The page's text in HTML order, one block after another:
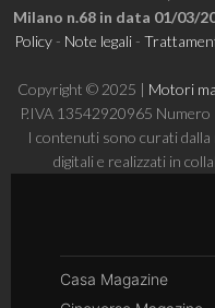
Milano n.68 in data 01/03/
Policy- Note legali-
Copyright © 2025 | Motori
P.IVA 13542920965
I contenuti sono curati
digitali e realizzati in
Casa Magazine